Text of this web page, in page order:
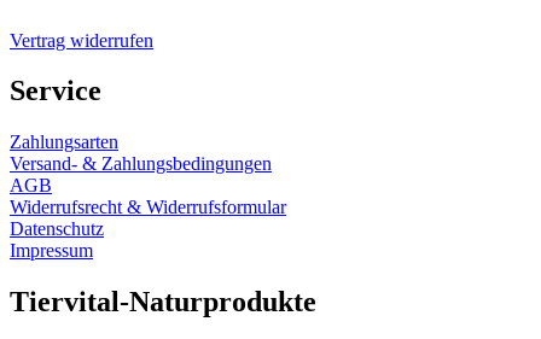
Vertrag widerrufen
Service
Zahlungsarten
Versand- & Zahlungsbedingungen
AGB
Widerrufsrecht & Widerrufsformular
Datenschutz
Impressum
Tiervital-Naturprodukte